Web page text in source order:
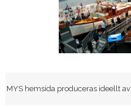
MYS hemsida produceras ideellt